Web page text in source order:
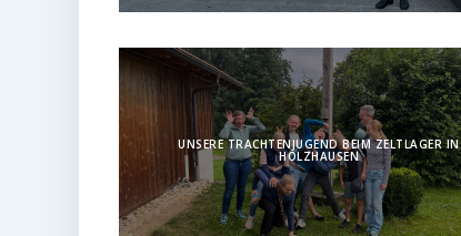
UNSERE TRACHTENJUGEND BEIM ZELTLAGER IN
HOLZHAUSEN